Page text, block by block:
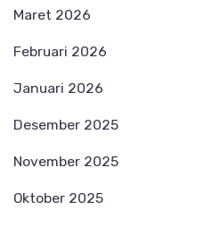
Maret 2026
Februari 2026
Januari 2026
Desember 2025
November 2025
Oktober 2025